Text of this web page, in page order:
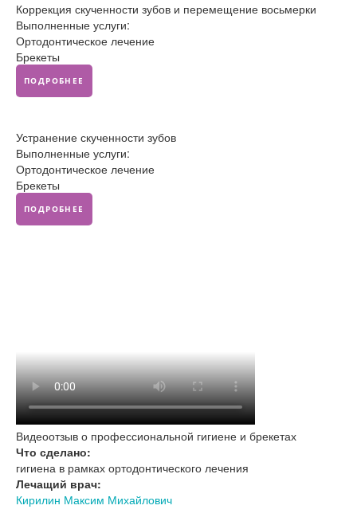
Коррекция скученности зубов и перемещение восьмерки
Выполненные услуги:
Ортодонтическое лечение
Брекеты
ПОДРОБНЕЕ
Устранение скученности зубов
Выполненные услуги:
Ортодонтическое лечение
Брекеты
ПОДРОБНЕЕ
Видеоотзыв о профессиональной гигиене и брекетах
Что сделано:
гигиена в рамках ортодонтического лечения
Лечащий врач:
Кирилин Максим Михайлович